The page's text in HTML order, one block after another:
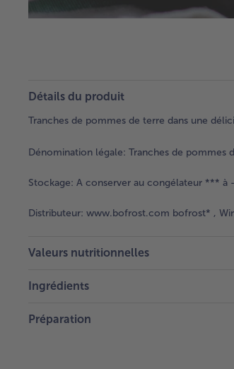
Détails du produit
Tranches de pommes de terre dans une
Dénomination légale: Tranches de pommes
Stockage: A conserver au congélateur *** à
Distributeur: www.bofrost.com bofrost* ,
Valeurs nutritionnelles
Ingrédients
Préparation